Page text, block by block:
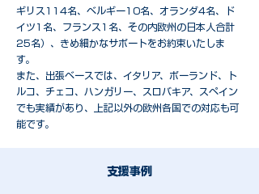
ギリス114名、ベルギー10名、オランダ4名、ド
イツ1名、フランス1名、その内欧州の日本人合計
25名）、きめ細かなサポートをお約束いたしま
す。
また、出張ベースでは、イタリア、ポーランド、ト
ルコ、チェコ、ハンガリー、スロバキア、スペイン
でも実績があり、上記以外の欧州各国での対応も可
能です。
支援事例